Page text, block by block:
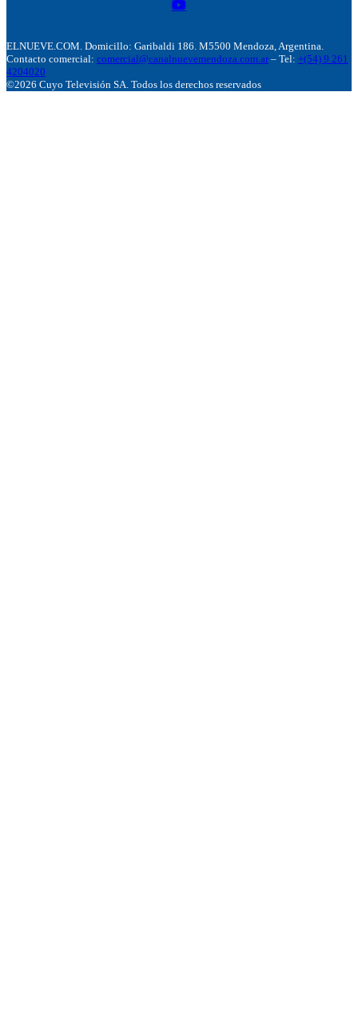
ELNUEVE.COM. Domicillo: Garibaldi 186. M5500 Mendoza, Argentina.
Contacto comercial: comercial@canalnuevemendoza.com.ar – Tel: +(54) 9 261
4204020
©2026 Cuyo Televisión SA. Todos los derechos reservados